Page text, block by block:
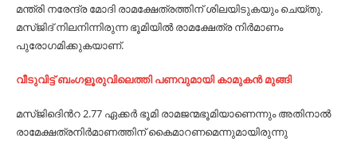
മ​ന്ത്രി ന​രേ​ന്ദ്ര മോദി രാ​മ​ക്ഷേ​ത്ര​ത്തി​ന്​ ശിലയിടുകയും ചെയ്​തു.
മസ്​ജിദ്​ നിലനിന്നിരുന്ന ഭൂമിയില്‍ രാമ​ക്ഷേത്ര നിര്‍മാണം
പുരോഗമിക്കുകയാണ്​.
വീടുവിട്ട് ബംഗളൂരുവിലെത്തി പണവുമായി കാമുകന്‍ മുങ്ങി
മസ്ജിദിെന്‍റ 2.77 ഏക്കര്‍ ഭൂമി രാമജന്മഭൂമിയാണെന്നും അതിനാല്‍
രാമേക്ഷത്രനിര്‍മാണത്തിന് കൈമാറണമെന്നുമായിരുന്നു